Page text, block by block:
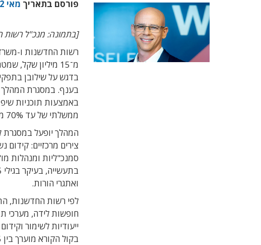
פורסם בתאריך מאי 12, 2026
[בתמונה: מנכ"ל רשות
רשות החדשנות ו-
מ־15 מיליון
באמצעות תוכניות
ממשלתי של עד 70% מהתקציב המאושר.
המהלך יופעל במסגרת
צירים מרכזיים:
סמנכ"ליות ומנהלות
ואתגרי הורות.
לפי רשות החדשנות,
חופשות לידה, מערכי
ייעודיות לשימור
בקול הקורא מוערך בין 5 ל־15.